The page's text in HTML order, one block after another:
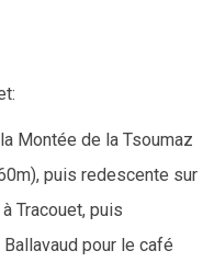
Montée de la Tsoumaz
puis redescente sur
Tracouet, puis
pour le café